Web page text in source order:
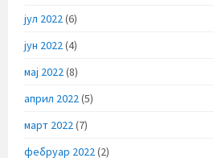
јул 2022(6)
јун 2022(4)
мај 2022(8)
април 2022(5)
март 2022(7)
фебруар 2022(2)